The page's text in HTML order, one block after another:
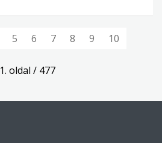
5 6 7 8 9 10
1. oldal / 477